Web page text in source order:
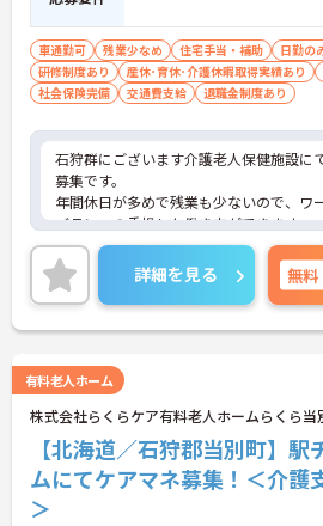
車通勤可 残業少なめ 住宅手当・補助 日勤の
研修制度あり
産休･育休･介護休暇取得実績あり
社会保険完備
交通費支給 退職金制度あり
石狩群にございます介護老人保健施設に
募集です。
年間休日が多めで残業も少ないので、ワ
バランスの重視した働き方ができます。
スタッフの仲も良く、アットホームな雰
です◎
送迎バスがあり、アクセスしやすいのも
ント！
ご興味ある方には、面接対策ポイントな
詳細を見る 無料
有料老人ホーム
株式会社らくらケア有料老人ホームらくら当
【北海道／石狩郡当別町】
ムにてケアマネ募集！＜介護
＞